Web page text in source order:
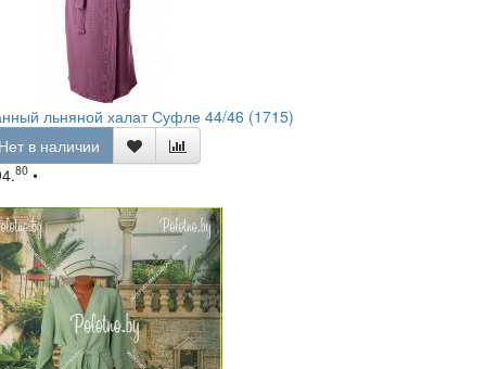
льняной халат Суфле 44/46 (1715)
в наличии
80 •